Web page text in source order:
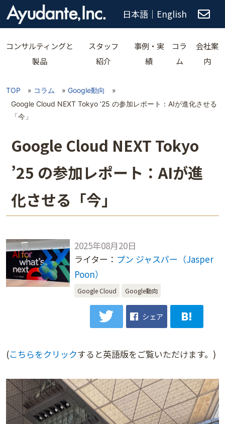
日本語 ｜ English
コンサルティングと
製品
スタッフ
紹介
事例・実
績
コラ
ム
会社案
内
TOP » コラム » Google動向
»
Google Cloud NEXT Tokyo ’25 の参加レポート：AIが進化させる
「今」
Google Cloud NEXT Tokyo
’25 の参加レポート：AIが進
化させる「今」
2025年08月20日
ライター： プン ジャスパー（Jasper
Poon）
Google Cloud Google動向
シェア
(こちらをクリックすると英語版をご覧いただけます。)